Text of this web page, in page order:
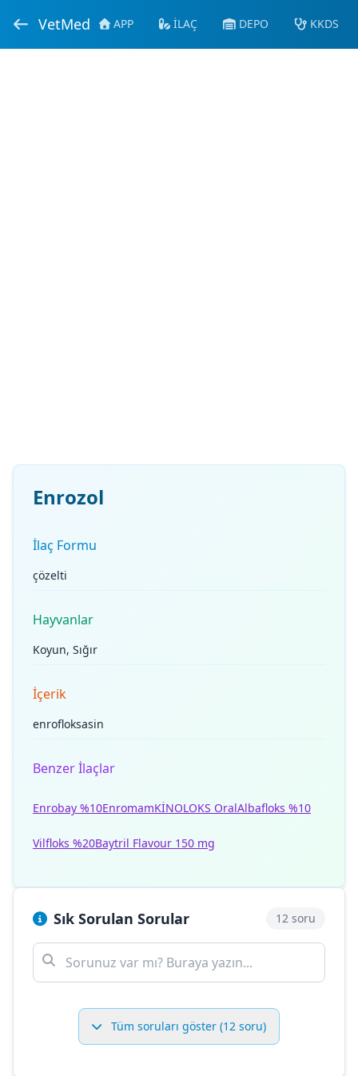
VetMed APP İLAÇ DEPO KKDS
Enrozol
İlaç Formu
çözelti
Hayvanlar
Koyun, Sığır
İçerik
enrofloksasin
Benzer İlaçlar
Enrobay %10EnromamKİNOLOKS OralAlbafloks %10
Vilfloks %20Baytril Flavour 150 mg
Sık Sorulan Sorular 12 soru
Tüm soruları göster (12 soru)